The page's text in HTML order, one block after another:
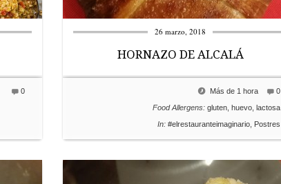
0
26 marzo, 2018
HORNAZO DE ALCALÁ
0
Más de 1 hora
Food Allergens: gluten huevo lactosa
In: #elrestauranteimaginario Postres